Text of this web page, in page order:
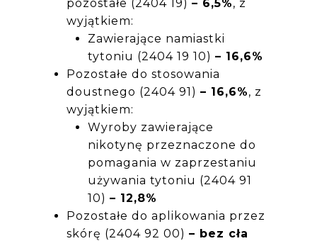
pozostałe (2404 19)– 6,5%, z
wyjątkiem:
Zawierające namiastki
tytoniu (2404 19 10)– 16,6%
Pozostałe do stosowania
doustnego (2404 91)– 16,6%, z
wyjątkiem:
Wyroby zawierające
nikotynę przeznaczone do
pomagania w zaprzestaniu
używania tytoniu (2404 91
10)– 12,8%
Pozostałe do aplikowania przez
skórę (2404 92 00)– bez cła